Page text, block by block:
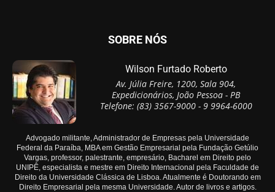
SOBRE NÓS
Wilson Furtado Roberto
Av. Júlia Freire, 1200, Sala 904,
Expedicionários, João Pessoa - PB
Telefone: (83) 3567-9000 - 9 9964-6000
Advogado militante, Administrador de Empresas pela Universidade
Federal da Paraíba, MBA em Gestão Empresarial pela Fundação Getúlio
Vargas, professor, palestrante, empresário, Bacharel em Direito pelo
UNIPÊ, especialista e mestre em Direito Internacional pela Faculdade de
Direito da Universidade Clássica de Lisboa. Atualmente é Doutorando em
Direito Empresarial pela mesma Universidade. Autor de livros e artigos.